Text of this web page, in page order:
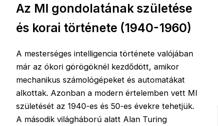
Az MI gondolatának születése
és korai története (1940-1960)
A mesterséges intelligencia története valójában
már az ókori görögöknél kezdődött, amikor
mechanikus számológépeket és automatákat
alkottak. Azonban a modern értelemben vett MI
születését az 1940-es és 50-es évekre tehetjük.
A második világháború alatt Alan Turing